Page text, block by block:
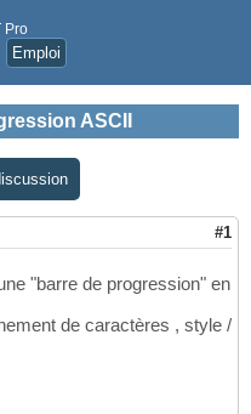
Pro
Emploi
ASCII
#1
"barre de progression" en
de caractères , style /